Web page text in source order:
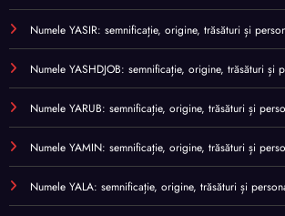
Numele YASIR: semnificație, origine, trăsături și
Numele YASHDJOB: semnificație, origine, trăsături și
Numele YARUB: semnificație, origine, trăsături și
Numele YAMIN: semnificație, origine, trăsături și
Numele YALA: semnificație, origine, trăsături și